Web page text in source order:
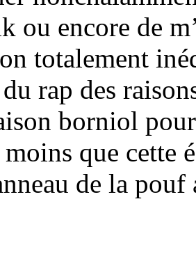
ou encore de
totalement
rap des
borniol
que cette
de la